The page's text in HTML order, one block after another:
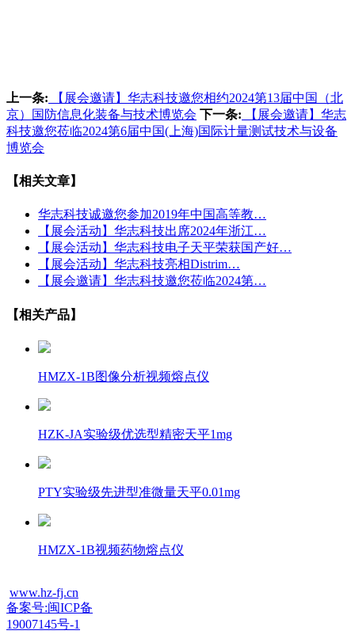
上一条: 【展会邀请】华志科技邀您相约2024第13届中国（北
京）国防信息化装备与技术博览会 下一条: 【展会邀请】华志
科技邀您莅临2024第6届中国(上海)国际计量测试技术与设备
博览会
【相关文章】
华志科技诚邀您参加2019年中国高等教…
【展会活动】华志科技出席2024年浙江…
【展会活动】华志科技电子天平荣获国产好…
【展会活动】华志科技亮相Distrim…
【展会邀请】华志科技邀您莅临2024第…
【相关产品】
HMZX-1B图像分析视频熔点仪
HZK-JA实验级优选型精密天平1mg
PTY实验级先进型准微量天平0.01mg
HMZX-1B视频药物熔点仪
www.hz-fj.cn
备案号:闽ICP备
19007145号-1